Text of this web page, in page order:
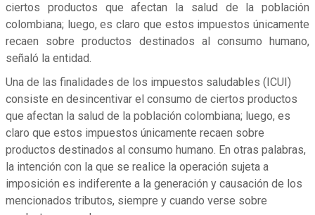
ciertos productos que afectan la salud de la población
colombiana; luego, es claro que estos impuestos únicamente
recaen sobre productos destinados al consumo humano,
señaló la entidad.
Una de las finalidades de los impuestos saludables (ICUI)
consiste en desincentivar el consumo de ciertos productos
que afectan la salud de la población colombiana; luego, es
claro que estos impuestos únicamente recaen sobre
productos destinados al consumo humano. En otras palabras,
la intención con la que se realice la operación sujeta a
imposición es indiferente a la generación y causación de los
mencionados tributos, siempre y cuando verse sobre